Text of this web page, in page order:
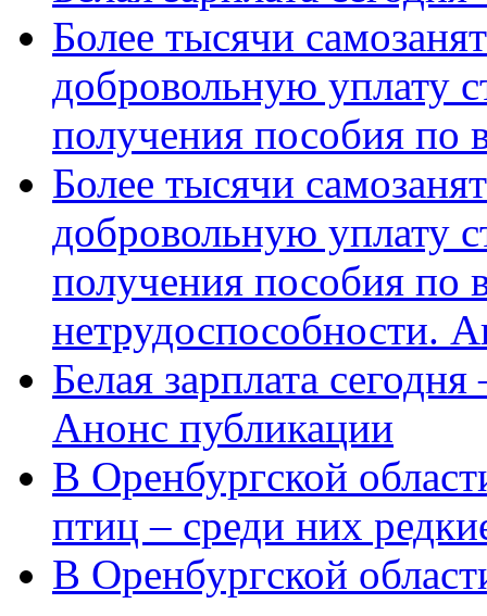
Более тысячи
добровольную уплату
получения пособия по
Более тысячи
добровольную уплату
получения пособия по
нетрудоспособности.
Белая зарплата
Анонс публикации
В Оренбургской
птиц – среди них
В Оренбургской